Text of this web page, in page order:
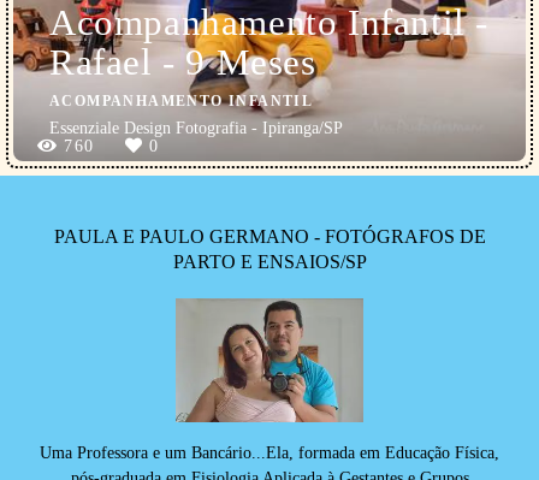
Acompanhamento Infantil -
Rafael - 9 Meses
ACOMPANHAMENTO INFANTIL
Essenziale Design Fotografia - Ipiranga/SP
760
0
PAULA E PAULO GERMANO - FOTÓGRAFOS DE
PARTO E ENSAIOS/SP
Uma Professora e um Bancário...Ela, formada em Educação Física,